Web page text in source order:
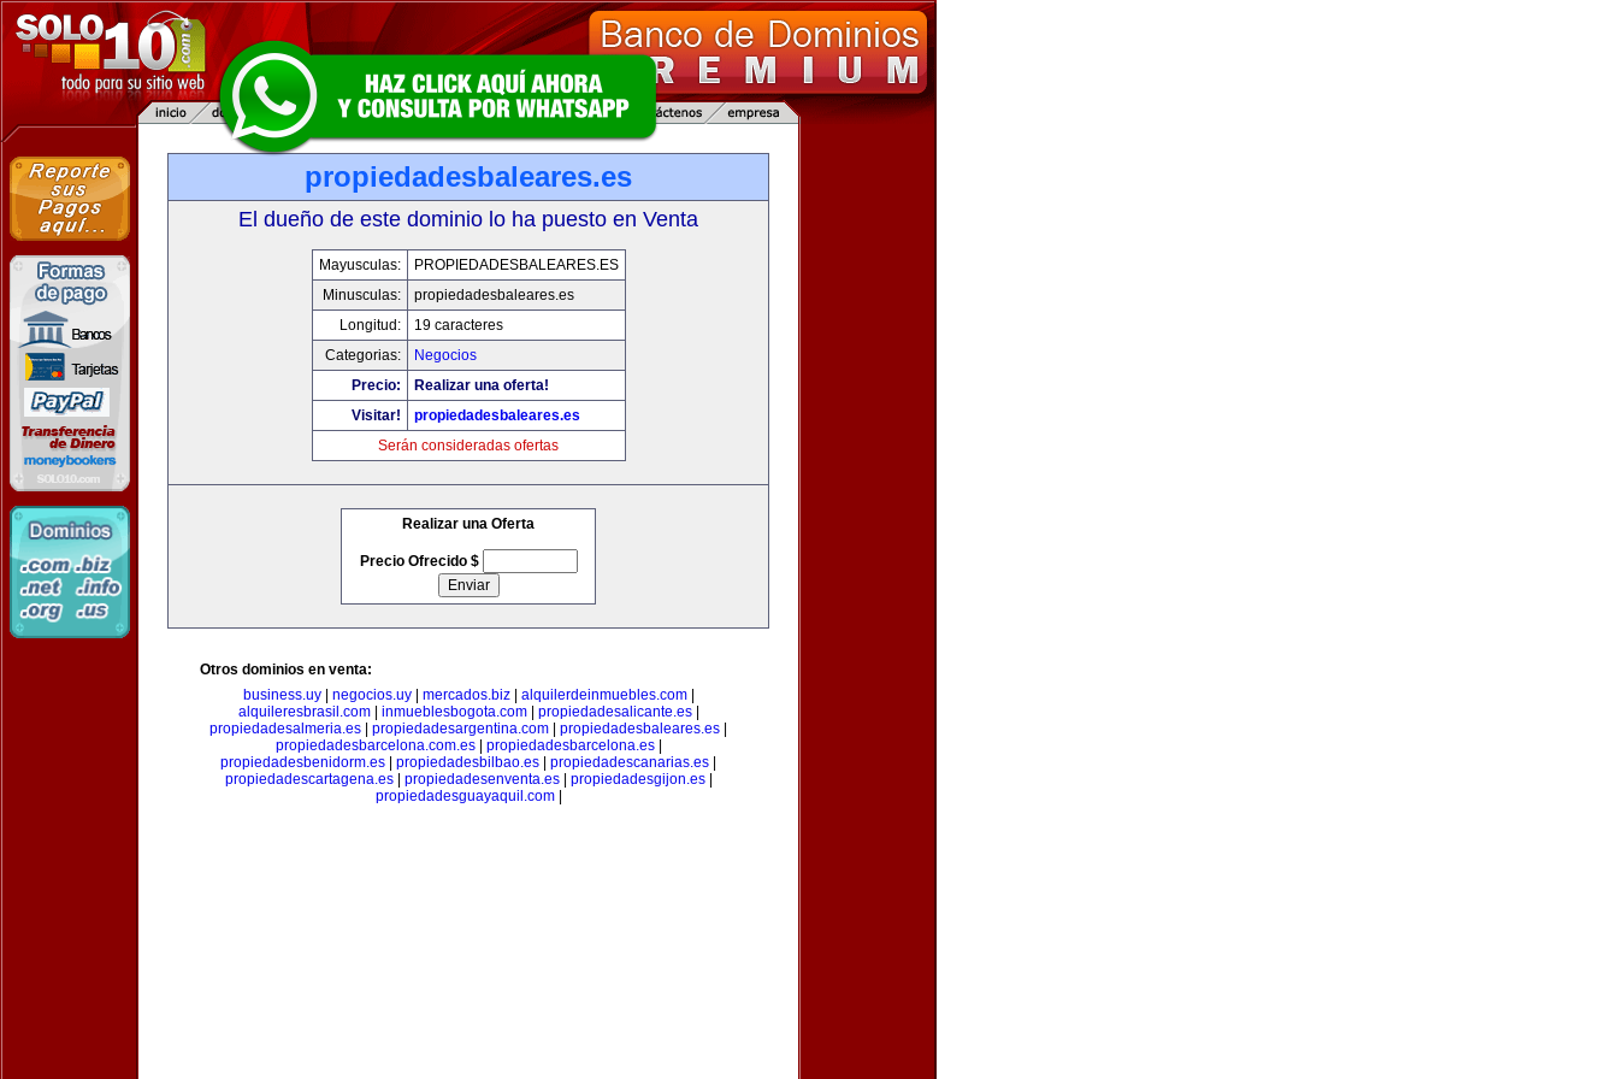
propiedadesbaleares.es
El dueño de este dominio lo ha puesto en Venta
Mayusculas:
PROPIEDADESBALEARES.ES
Minusculas:
propiedadesbaleares.es
Longitud:
19 caracteres
Categorias:
Negocios
Precio:
Realizar una oferta!
Visitar!
propiedadesbaleares.es
Serán consideradas ofertas
Realizar una Oferta
Precio Ofrecido $
Otros dominios en venta:
business.uy| negocios.uy| mercados.biz| alquilerdeinmuebles.com|
alquileresbrasil.com| inmueblesbogota.com| propiedadesalicante.es|
propiedadesalmeria.es
propiedadesargentina.com propiedadesbaleares.es
propiedadesbarcelona.com.es| propiedadesbarcelona.es|
propiedadesbenidorm.es
propiedadesbilbao.es propiedadescanarias.es
propiedadescartagena.es| propiedadesenventa.es| propiedadesgijon.es|
propiedadesguayaquil.com|